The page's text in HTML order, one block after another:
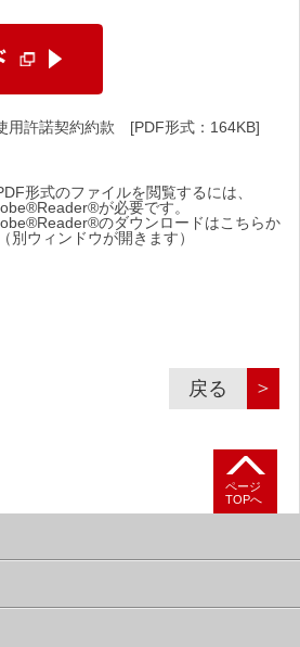
用許諾契約約款 [PDF形式：164KB]
形式のファイルを閲覧するには、
が必要です。
のダウンロードはこちらか
別ウィンドウが開きます）
戻る ＞
ページ
TOPへ